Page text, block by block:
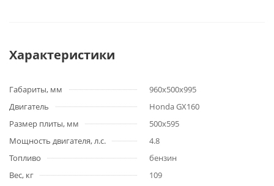
Характеристики
Габариты, мм
960х500х995
Двигатель
Honda GX160
Размер плиты, мм
500х595
Мощность двигателя, л.с.
4.8
Топливо
бензин
Вес, кг
109